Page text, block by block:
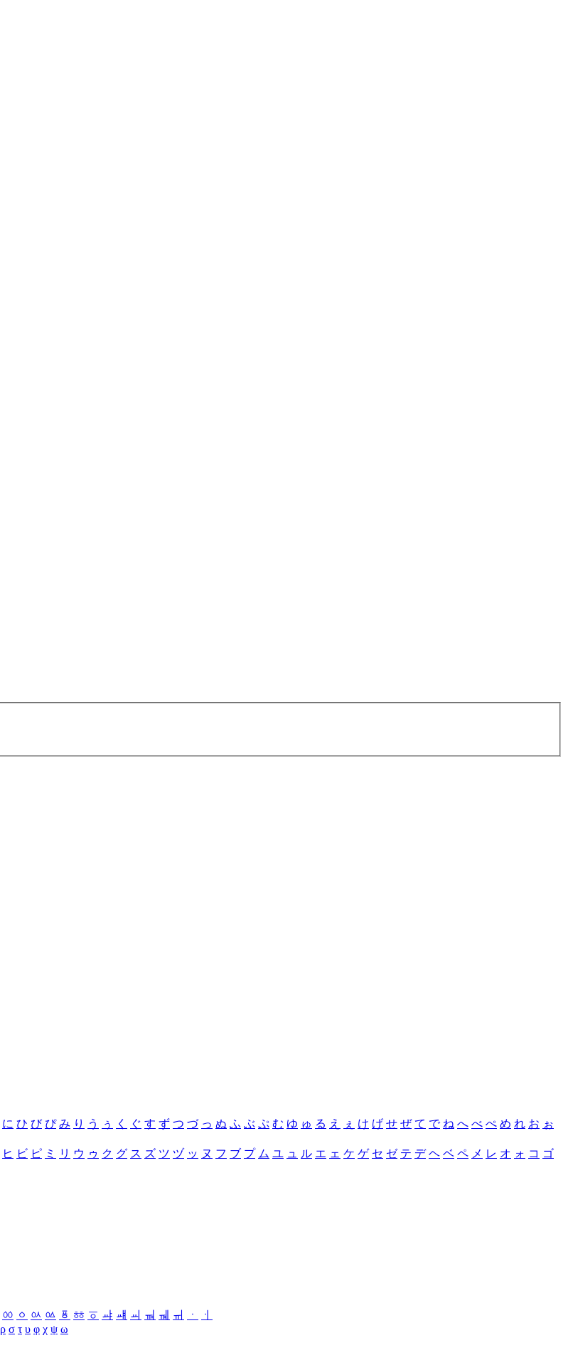
に ひ び ぴ み り う ぅ く ぐ す ず つ づ っ ぬ ふ ぶ ぷ む ゆ ゅ る え ぇ け げ せ ぜ て で ね へ べ ぺ め れ お ぉ
ヒ ビ ピ ミ リ ウ ゥ ク グ ス ズ ツ ヅ ッ ヌ フ ブ プ ム ユ ュ ル エ ェ ケ ゲ セ ゼ テ デ ヘ ベ ペ メ レ オ ォ コ ゴ
ㆀ ㆁ ㆂ ㆃ ㆄ ㆅ ㆆ ㆇ ㆈ ㆉ ㆊ ㆋ ㆌ ㆍ
ㆎ
ρ σ τ υ φ χ ψ ω